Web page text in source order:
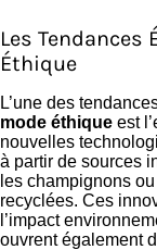
Les Tendances
Éthique
L’une des
mode éthique est
nouvelles
à partir de sources
les champignons
recyclées. Ces
l’impact
ouvrent également